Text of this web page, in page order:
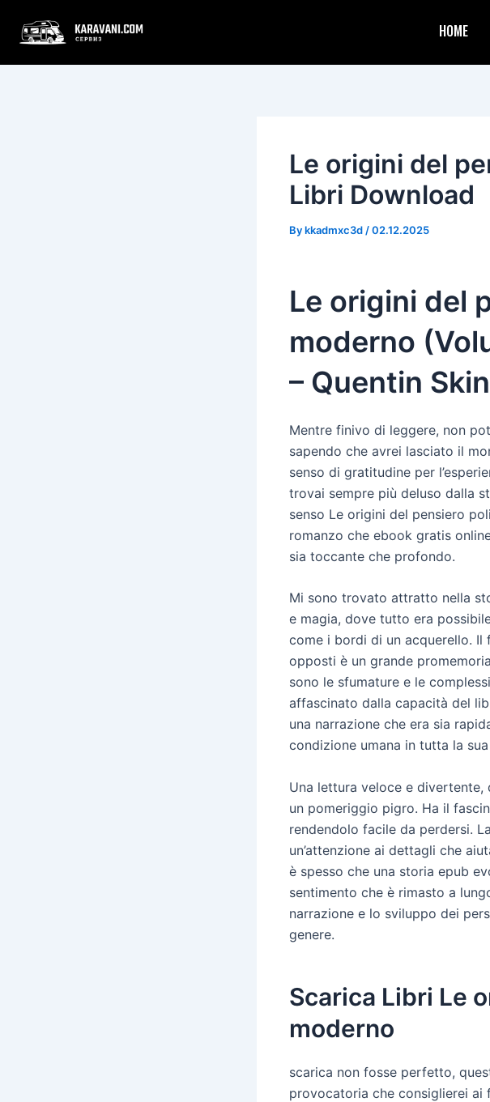
HOME
Le origini del
Libri Download
Bykkadmxc3d /02.12.2025
Le origini del
moderno
– Quentin
Mentre finivo di leggere, non
sapendo che avrei lasciato il
senso di gratitudine per
trovai sempre più deluso dalla
senso Le origini del pensiero
romanzo che ebook gratis
sia toccante che profondo.
Mi sono trovato attratto nella
e magia, dove tutto era
come i bordi di un acquerello. Il
opposti è un grande
sono le sfumature e le
affascinato dalla capacità del
una narrazione che era sia
condizione umana in tutta la
Una lettura veloce e
un pomeriggio pigro. Ha il
rendendolo facile da perdersi.
un’attenzione ai dettagli che
è spesso che una storia epub
sentimento che è rimasto a
narrazione e lo sviluppo dei
genere.
Scarica Libri Le
moderno
scarica non fosse perfetto,
provocatoria che consiglierei ai